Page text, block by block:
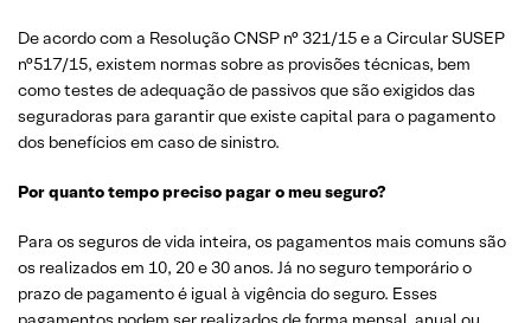
De acordo com a Resolução CNSP n° 321/15 e a Circular SUSEP
n°517/15, existem normas sobre as provisões técnicas, bem
como testes de adequação de passivos que são exigidos das
seguradoras para garantir que existe capital para o pagamento
dos benefícios em caso de sinistro.
Por quanto tempo preciso pagar o meu seguro?
Para os seguros de vida inteira, os pagamentos mais comuns são
os realizados em 10, 20 e 30 anos. Já no seguro temporário o
prazo de pagamento é igual à vigência do seguro. Esses